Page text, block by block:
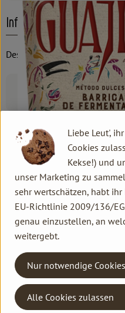
Info
Destilliert: Schweiz,
Produktdatenblatt
Herkunft
Hersteller: Dschinn GmbH & Co.
Humbel
Liebe Leut',
Cookies
Kekse!) und
unser Marketing zu
sehr wertschätzen, habt
EU-Richtlinie 2009/136/
genau einzustellen, an
weitergebt.
Nur notwendige
Alle Cookies zulassen